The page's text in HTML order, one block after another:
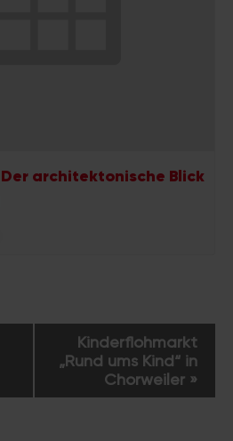
architektonische Blick
Kinderflohmarkt
„Rund ums Kind“ in
Chorweiler »